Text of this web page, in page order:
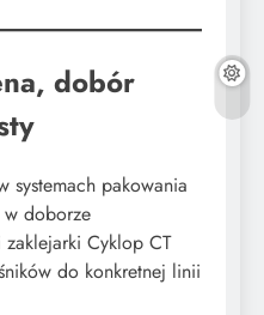
dobór
systemach pakowania
doborze
Cyklop CT
do konkretnej linii